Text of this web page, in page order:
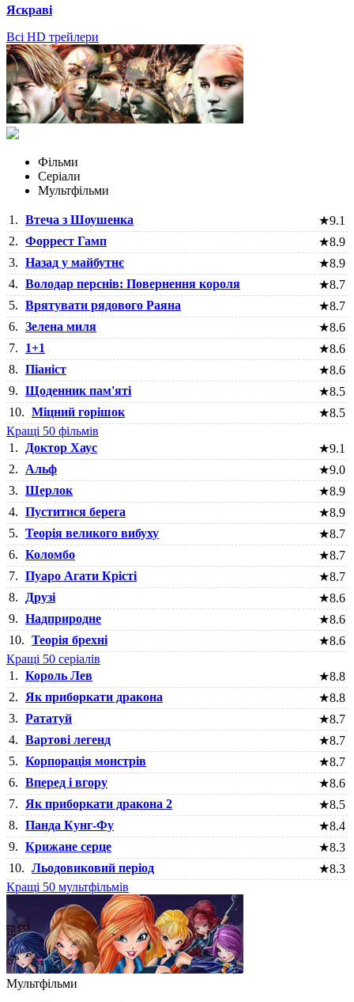
Яскраві
Всі HD трейлери
Фільми
Серіали
Мультфільми
1. Втеча з Шоушенка ★9.1
2. Форрест Гамп ★8.9
3. Назад у майбутнє ★8.9
4. Володар перснів: Повернення короля ★8.7
5. Врятувати рядового Раяна ★8.7
6. Зелена миля ★8.6
7.
1+1 ★8.6
8. Піаніст ★8.6
9. Щоденник пам'яті ★8.5
10. Міцний горішок ★8.5
Кращі 50 фільмів
1.
Доктор Хаус ★9.1
2.
Альф ★9.0
3. Шерлок ★8.9
4. Пуститися берега ★8.9
5. Теорія великого вибуху ★8.7
6. Коломбо ★8.7
7. Пуаро Агати Крісті ★8.7
8.
Друзі ★8.6
9. Надприродне ★8.6
10. Теорія брехні ★8.6
Кращі 50 серіалів
1. Король Лев ★8.8
2.
Як приборкати дракона ★8.8
3. Рататуй ★8.7
4. Вартові легенд ★8.7
5. Корпорація монстрів ★8.7
6. Вперед і вгору ★8.6
7.
Як приборкати дракона 2 ★8.5
8. Панда Кунг-Фу ★8.4
9. Крижане серце ★8.3
10. Льодовиковий період ★8.3
Кращі 50 мультфільмів
Мультфільми